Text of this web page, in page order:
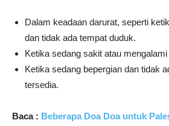
Dalam keadaan darurat, seperti
dan tidak ada tempat duduk.
Ketika sedang sakit atau
Ketika sedang bepergian dan tidak
tersedia.
Baca : Beberapa Doa Doa untuk